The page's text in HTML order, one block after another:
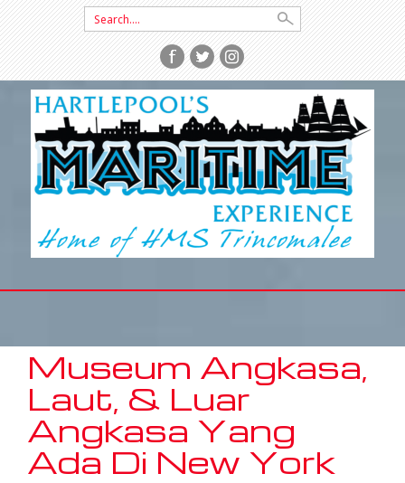
Search
for:
CONTENT
Museum Angkasa,
Laut, & Luar
Angkasa Yang
Ada Di New York